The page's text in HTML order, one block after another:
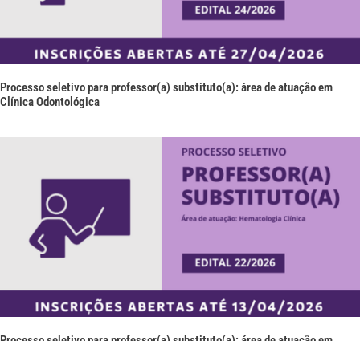
Processo seletivo para professor(a) substituto(a): área de atuação em
Clínica Odontológica